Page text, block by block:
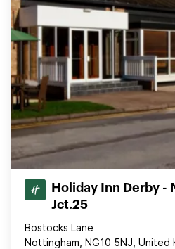
Holiday Inn Derby -
Jct.25
Bostocks Lane
Nottingham, NG10 5NJ, United